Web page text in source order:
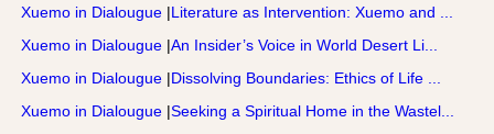
Xuemo in Dialougue |Literature as Intervention: Xuemo and ...
Xuemo in Dialougue |An Insider’s Voice in World Desert Li...
Xuemo in Dialougue |Dissolving Boundaries: Ethics of Life ...
Xuemo in Dialougue |Seeking a Spiritual Home in the Wastel...